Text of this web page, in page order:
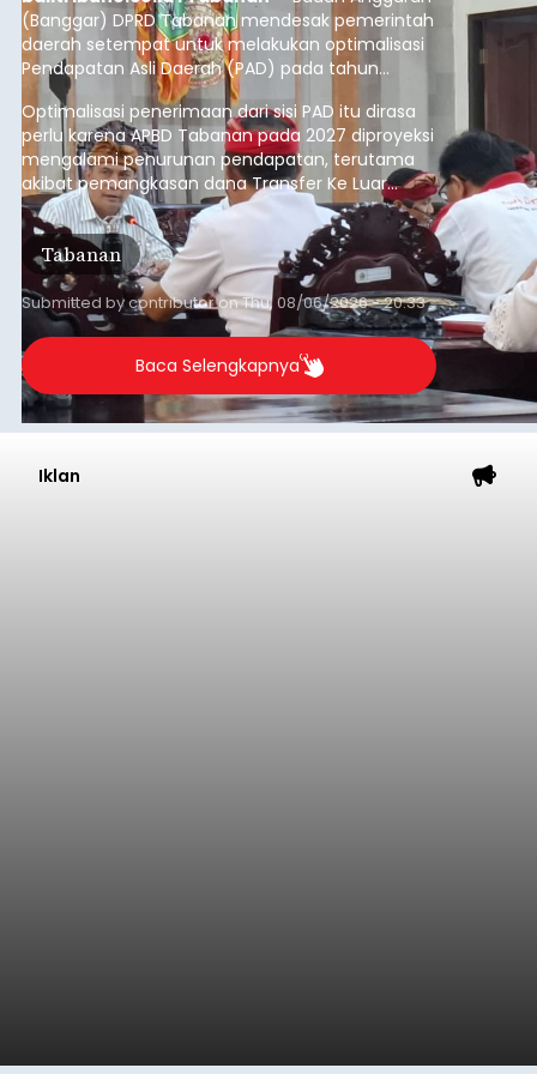
(Banggar) DPRD Tabanan mendesak pemerintah
daerah setempat untuk melakukan optimalisasi
Pendapatan Asli Daerah (PAD) pada tahun
anggaran 2027.
Optimalisasi penerimaan dari sisi PAD itu dirasa
perlu karena APBD Tabanan pada 2027 diproyeksi
mengalami penurunan pendapatan, terutama
akibat pemangkasan dana Transfer Ke Luar
Daerah (TKD) dari pemerintah pusat.
Tabanan
Submitted bycontributoronThu, 08/06/2026 - 20:33
Baca Selengkapnya
Iklan